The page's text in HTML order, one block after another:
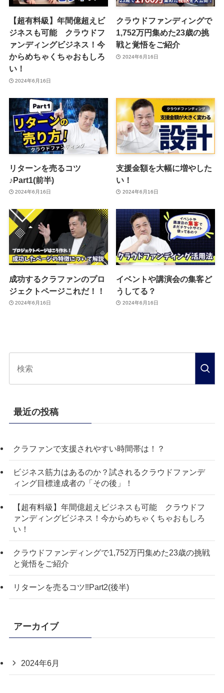
【超有料級】年間億超えビ
ジネスも可能 クラウドフ
ァンディングビジネス！今
からめちゃくちゃおもしろ
い！
2024年6月16日
クラウドファンディングで
1,752万円集めた23歳の挑
戦と覚悟をご紹介
2024年6月16日
リターンを売るコツ
♪Part1(前半)
2024年6月16日
支援金額を大幅に増やした
い！
2024年6月16日
成功するクラファンのプロ
ジェクトページこれだ！！
2024年6月16日
イベントや講演会の集客ど
うしてる？
2024年6月16日
最近の投稿
クラファンで支援されやすい時間帯は！？
ビジネス筋力はあるのか？試されるクラウドファンデ
ィング目標達成者の「その後」！
【超有料級】年間億超えビジネスも可能 クラウドフ
ァンディングビジネス！今からめちゃくちゃおもしろ
い！
クラウドファンディングで1,752万円集めた23歳の挑戦
と覚悟をご紹介
リターンを売るコツ‼️Part2(後半)
アーカイブ
2024年6月